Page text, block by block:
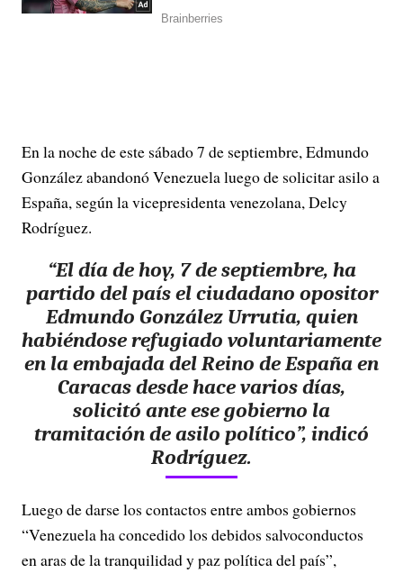
En la noche de este sábado 7 de septiembre, Edmundo
González abandonó Venezuela luego de solicitar asilo a
España, según la vicepresidenta venezolana, Delcy
Rodríguez.
“El día de hoy, 7 de septiembre, ha
partido del país el ciudadano opositor
Edmundo González Urrutia, quien
habiéndose refugiado voluntariamente
en la embajada del Reino de España en
Caracas desde hace varios días,
solicitó ante ese gobierno la
tramitación de asilo político”, indicó
Rodríguez.
Luego de darse los contactos entre ambos gobiernos
“Venezuela ha concedido los debidos salvoconductos
en aras de la tranquilidad y paz política del país”,